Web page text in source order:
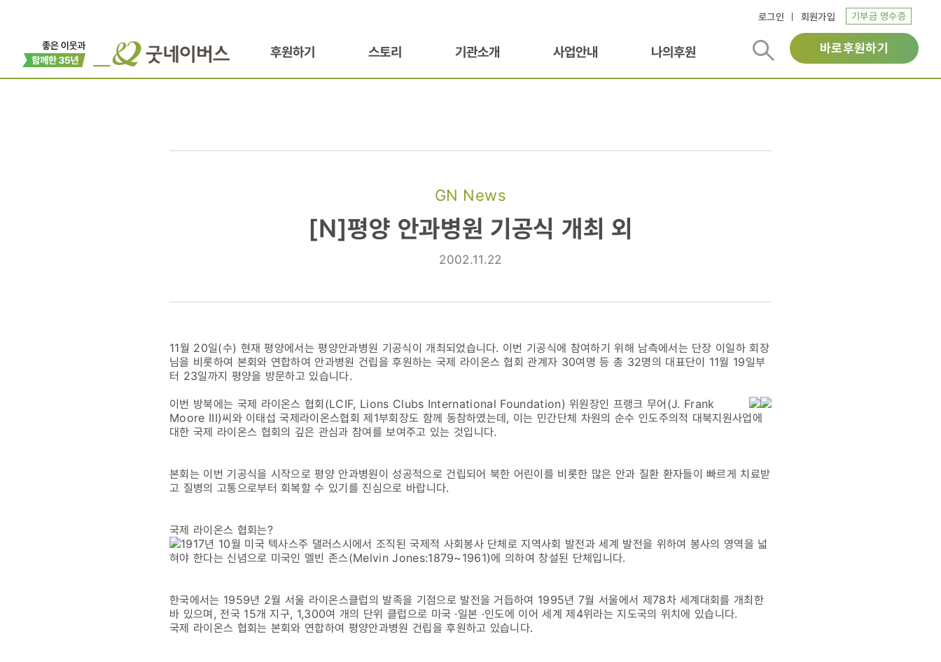
로그인 회원가입 기부금 영수증
후원하기 스토리 기관소개 사업안내 나의후원 바로후원하기
GN News
안과병원
개최
외
[N]평양 안과병원 기공식 개최 외
2002.11.22
11월 20일(수) 현재 평양에서는 평양안과병원 기공식이 개최되었습니다. 이번 기공식에 참여하기 위해 남측에서는 단장 이일하 회장
님을 비롯하여 본회와 연합하여 안과병원 건립을 후원하는 국제 라이온스 협회 관계자 30여명 등 총 32명의 대표단이 11월 19일부
터 23일까지 평양을 방문하고 있습니다.
이번 방북에는 국제 라이온스 협회(LCIF, Lions Clubs International Foundation) 위원장인 프랭크 무어(J. Frank
Moore III)씨와 이태섭 국제라이온스협회 제1부회장도 함께 동참하였는데, 이는 민간단체 차원의 순수 인도주의적 대북지원사업에
대한 국제 라이온스 협회의 깊은 관심과 참여를 보여주고 있는 것입니다.
본회는 이번 기공식을 시작으로 평양 안과병원이 성공적으로 건립되어 북한 어린이를 비롯한 많은 안과 질환 환자들이 빠르게 치료받
고 질병의 고통으로부터 회복할 수 있기를 진심으로 바랍니다.
국제 라이온스 협회는?
1917년 10월 미국 텍사스주 댈러스시에서 조직된 국제적 사회봉사 단체로 지역사회 발전과 세계 발전을 위하여 봉사의 영역을 넓
혀야 한다는 신념으로 미국인 멜빈 존스(Melvin Jones:1879~1961)에 의하여 창설된 단체입니다.
한국에서는 1959년 2월 서울 라이온스클럽의 발족을 기점으로 발전을 거듭하여 1995년 7월 서울에서 제78차 세계대회를 개최한
바 있으며, 전국 15개 지구, 1,300여 개의 단위 클럽으로 미국 ·일본 ·인도에 이어 세계 제4위라는 지도국의 위치에 있습니다.
국제 라이온스 협회는 본회와 연합하여 평양안과병원 건립을 후원하고 있습니다.